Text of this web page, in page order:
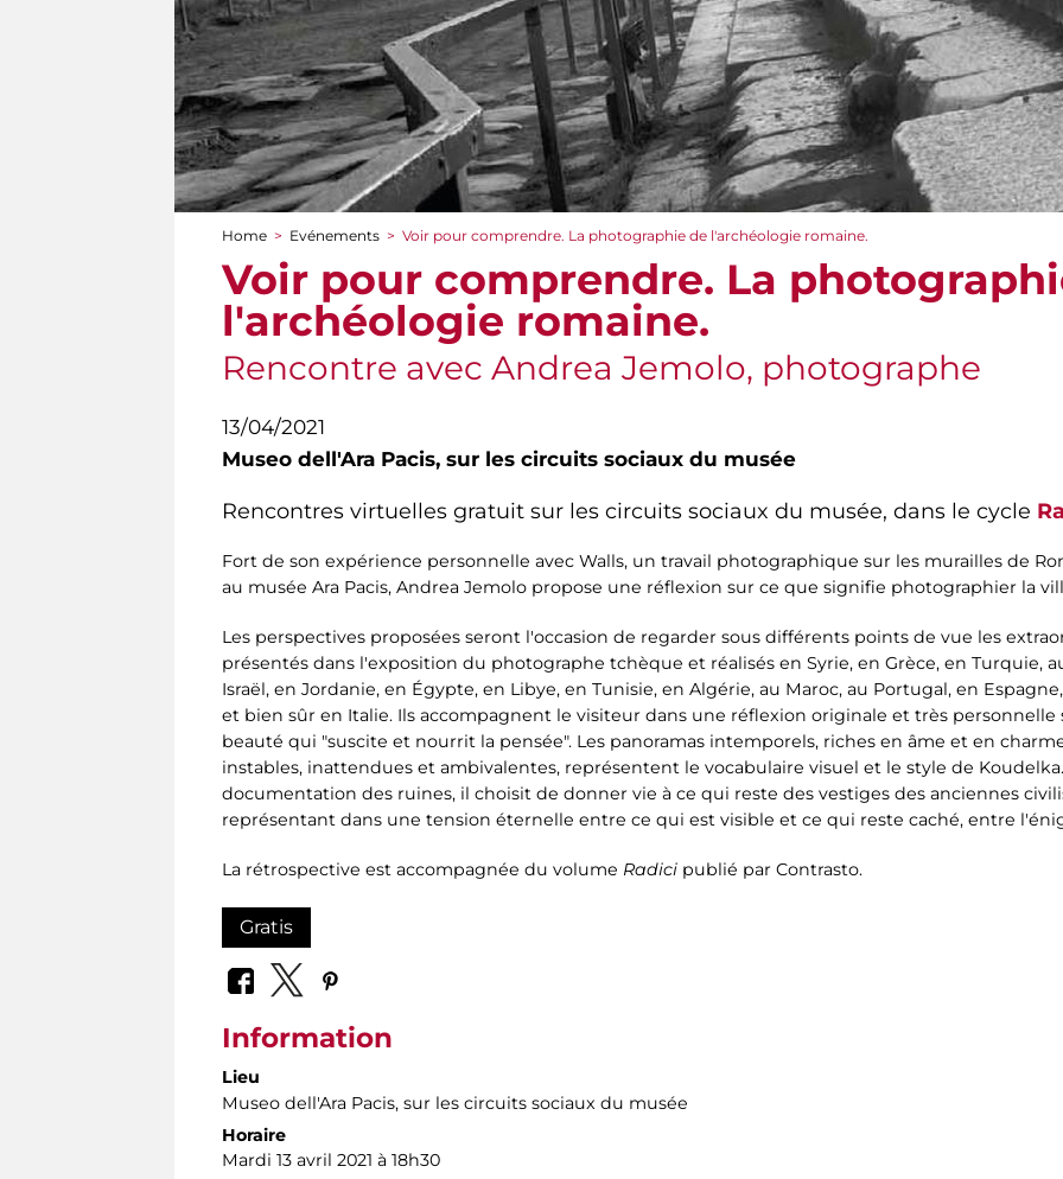
You are here
Home > Evénements > Voir pour comprendre. La photographie de l'archéologie romaine.
Voir pour comprendre. La
l'archéologie romaine.
Rencontre avec Andrea Jemolo, photographe
13/04/2021
Museo dell'Ara Pacis, sur les circuits sociaux du musée
Rencontres virtuelles gratuit sur les circuits sociaux du musée, dans le cycle
Fort de son expérience personnelle avec Walls, un travail photographique sur les murailles de
au musée Ara Pacis, Andrea Jemolo propose une réflexion sur ce que signifie photographier la
Les perspectives proposées seront l'occasion de regarder sous différents points de vue les
présentés dans l'exposition du photographe tchèque et réalisés en Syrie, en Grèce, en Turquie,
Israël, en Jordanie, en Égypte, en Libye, en Tunisie, en Algérie, au Maroc, au Portugal, en
et bien sûr en Italie. Ils accompagnent le visiteur dans une réflexion originale et très personnelle
beauté qui "suscite et nourrit la pensée". Les panoramas intemporels, riches en âme et en
instables, inattendues et ambivalentes, représentent le vocabulaire visuel et le style de
documentation des ruines, il choisit de donner vie à ce qui reste des vestiges des anciennes
représentant dans une tension éternelle entre ce qui est visible et ce qui reste caché, entre
La rétrospective est accompagnée du volume Radici publié par Contrasto.
Gratis
Information
Lieu
Museo dell'Ara Pacis, sur les circuits sociaux du musée
Horaire
Mardi 13 avril 2021 à 18h30